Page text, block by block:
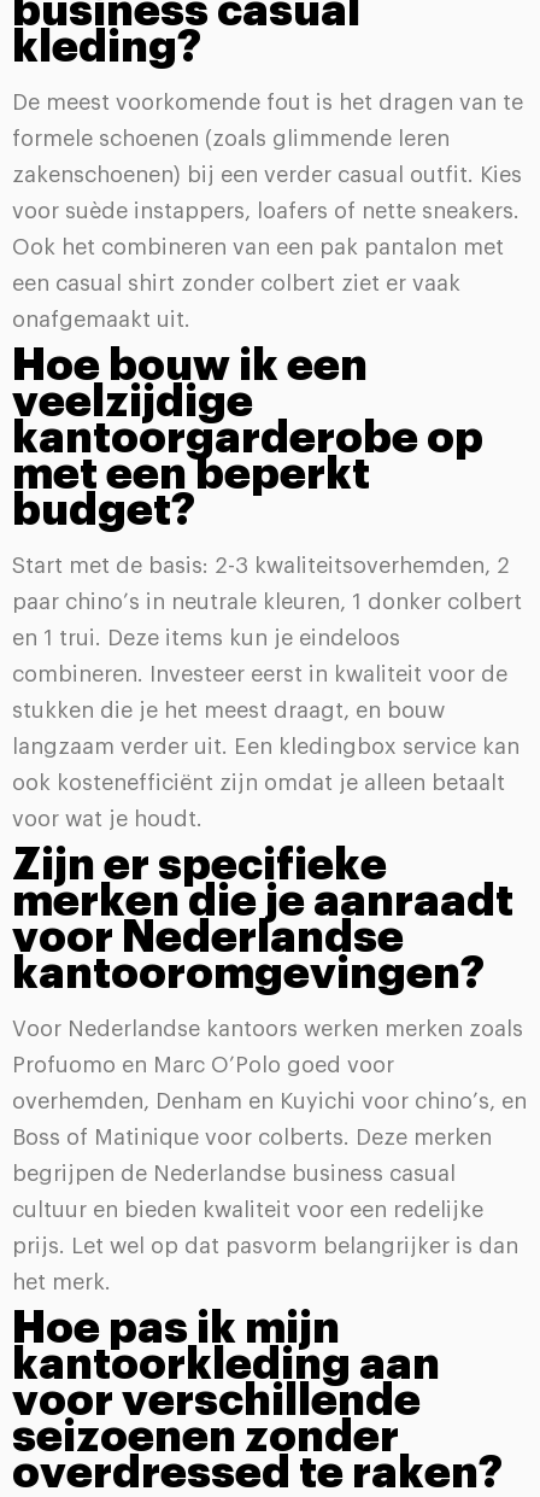
business casual
kleding?
De meest voorkomende fout is het dragen van te
formele schoenen (zoals glimmende leren
zakenschoenen) bij een verder casual outfit. Kies
voor suède instappers, loafers of nette sneakers.
Ook het combineren van een pak pantalon met
een casual shirt zonder colbert ziet er vaak
onafgemaakt uit.
Hoe bouw ik een
veelzijdige
kantoorgarderobe op
met een beperkt
budget?
Start met de basis: 2-3 kwaliteitsoverhemden, 2
paar chino’s in neutrale kleuren, 1 donker colbert
en 1 trui. Deze items kun je eindeloos
combineren. Investeer eerst in kwaliteit voor de
stukken die je het meest draagt, en bouw
langzaam verder uit. Een kledingbox service kan
ook kostenefficiënt zijn omdat je alleen betaalt
voor wat je houdt.
Zijn er specifieke
merken die je aanraadt
voor Nederlandse
kantooromgevingen?
Voor Nederlandse kantoors werken merken zoals
Profuomo en Marc O’Polo goed voor
overhemden, Denham en Kuyichi voor chino’s, en
Boss of Matinique voor colberts. Deze merken
begrijpen de Nederlandse business casual
cultuur en bieden kwaliteit voor een redelijke
prijs. Let wel op dat pasvorm belangrijker is dan
het merk.
Hoe pas ik mijn
kantoorkleding aan
voor verschillende
seizoenen zonder
overdressed te raken?